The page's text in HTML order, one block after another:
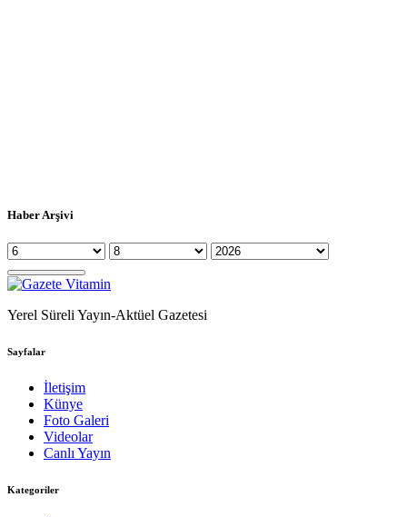
Haber Arşivi
Yerel Süreli Yayın-Aktüel Gazetesi
Sayfalar
İletişim
Künye
Foto Galeri
Videolar
Canlı Yayın
Kategoriler